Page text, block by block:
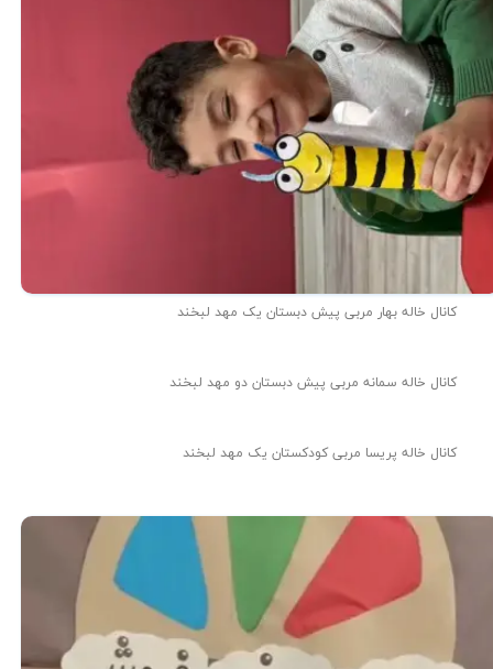
کانال خاله بهار مربی پیش دبستان یک مهد لبخند
کانال خاله سمانه مربی پیش دبستان دو مهد لبخند
کانال خاله پریسا مربی کودکستان یک مهد لبخند